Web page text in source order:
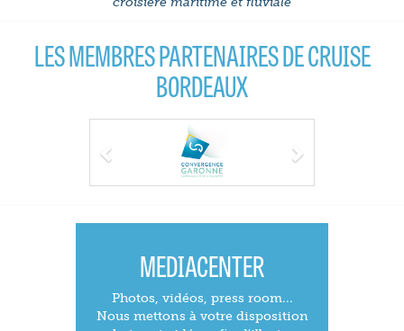
LES MEMBRES PARTENAIRES DE CRUISE
BORDEAUX
MEDIACENTER
Photos, vidéos, press room...
Nous mettons à votre disposition